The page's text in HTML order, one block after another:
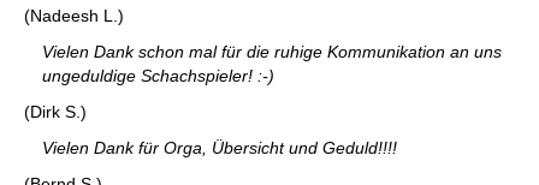
(Nadeesh L.)
Vielen Dank schon mal für die ruhige Kommunikation an uns
ungeduldige Schachspieler! :-)
(Dirk S.)
Vielen Dank für Orga, Übersicht und Geduld!!!!